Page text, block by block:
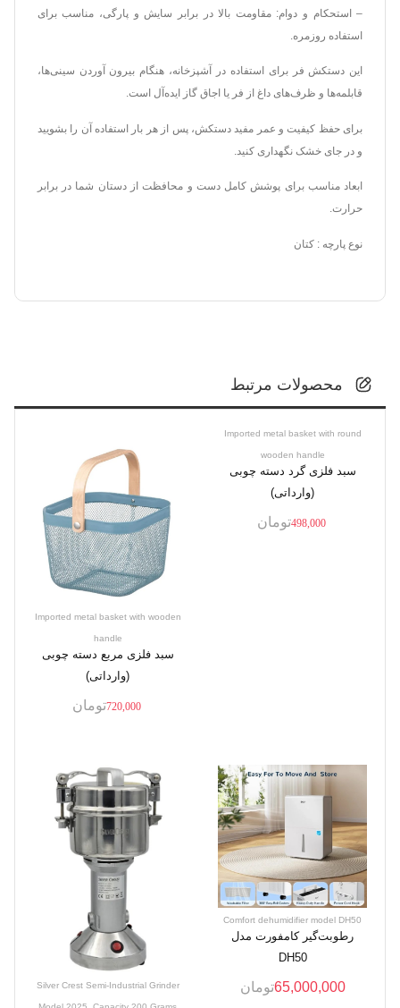
– استحکام و دوام: مقاومت بالا در برابر سایش و پارگی، مناسب برای
استفاده روزمره.
این دستکش فر برای استفاده در آشپزخانه، هنگام بیرون آوردن سینی‌ها،
قابلمه‌ها و ظرف‌های داغ از فر یا اجاق گاز ایده‌آل است.
برای حفظ کیفیت و عمر مفید دستکش، پس از هر بار استفاده آن را بشویید
و در جای خشک نگهداری کنید.
ابعاد مناسب برای پوشش کامل دست و محافظت از دستان شما در برابر
حرارت.
نوع پارچه : کتان
محصولات مرتبط
Imported metal basket with round
wooden handle
سبد فلزی گرد دسته چوبی
(وارداتی)
498,000 تومان
Imported metal basket with wooden
handle
سبد فلزی مربع دسته چوبی
(وارداتی)
720,000 تومان
Comfort dehumidifier model DH50
رطوبت‌گیر کامفورت مدل
DH50
65,000,000تومان Silver Crest Semi-Industrial Grinder